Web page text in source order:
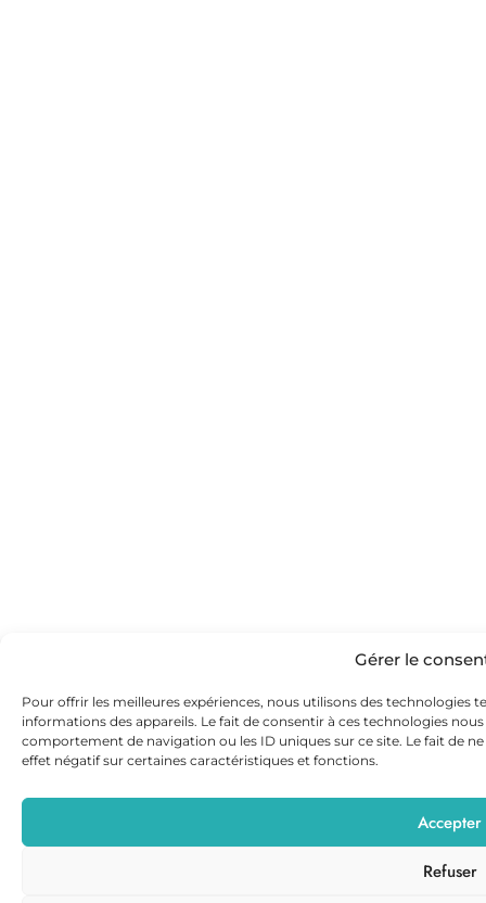
Gérer le
Pour offrir les meilleures expériences, nous utilisons des technologies
informations des appareils. Le fait de consentir à ces technologies
comportement de navigation ou les ID uniques sur ce site. Le fait de
effet négatif sur certaines caractéristiques et fonctions.
Accepter
Refuser